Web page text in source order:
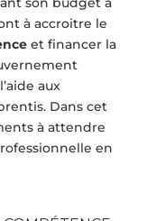
à accroitre le
et financer la
aux
Dans cet
à attendre
en